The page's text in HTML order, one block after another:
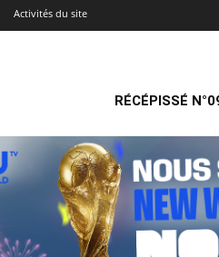
Activités du site
RÉCÉPISSÉ